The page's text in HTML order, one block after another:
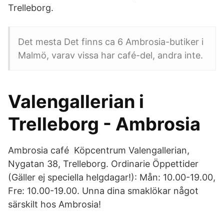
Trelleborg.
Det mesta Det finns ca 6 Ambrosia-butiker i
Malmö, varav vissa har café-del, andra inte.
Valengallerian i
Trelleborg - Ambrosia
Ambrosia café Köpcentrum Valengallerian,
Nygatan 38, Trelleborg. Ordinarie Öppettider
(Gäller ej speciella helgdagar!): Mån: 10.00-19.00,
Fre: 10.00-19.00. Unna dina smaklökar något
särskilt hos Ambrosia!